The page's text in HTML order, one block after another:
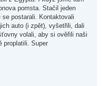
pomsta. Stačil jeden
postarali. Kontaktovali
auto (i zpět), vyšetřili, dali
volali, aby si ověřili naši
proplatili. Super